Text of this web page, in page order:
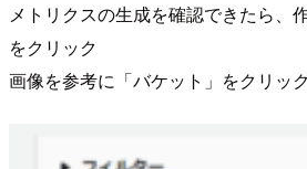
メトリクスの生成を確認できたら、
をクリック
画像を参考に「バケット」をクリック